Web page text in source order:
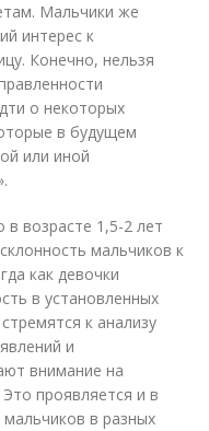
Мальчики же
интерес к
Конечно, нельзя
о некоторых
в будущем
или иной
возрасте 1,5-2 лет
мальчиков к
как де­вочки
в установленных
к анализу
и
внимание на
проявляется и в
в разных